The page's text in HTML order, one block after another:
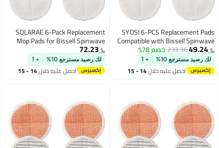
SYOSI 6-PCS Replacement Pads
Compatible with Bissell Spinwave
2124, 2039A, 2307, 23157,
20391, 20399 Electric Hard Floor
Mops, Replacement Mop Pads
(White, Orange, Off-White Strips)
﷼‏49.24
233.36خصم 78%
لك رصيد مسترجع 10% + 1
احصل عليه خلال 14 - 15
SOLARAE 6-Pack Replacement
Mop Pads for Bissell Spinwave
Models 2124, 2039A, 2307,
23157, 20391, 20399 -
Compatible Electric Hard Floor Mop
Pads (White, Orange, Off-White
﷼‏72.23
لك رصيد مسترجع 10% + 1
احصل عليه خلال 14 - 15